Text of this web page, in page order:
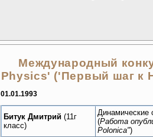
Международный
Physics' ('Первый шаг к
01.01.1993
Битук Дмитрий (11г
класс)
Динамические
(Работа
Polonica")